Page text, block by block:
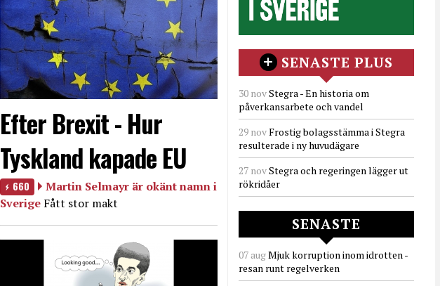
Efter Brexit - Hur
Tyskland kapade EU
660
Martin Selmayr är okänt namn i
Sverige Fått stor makt
SENASTE PLUS
30 novStegra - En historia om
påverkansarbete och vandel
29 novFrostig bolagsstämma i Stegra
resulterade i ny huvudägare
27 novStegra och regeringen lägger ut
rökridåer
SENASTE
07 augMjuk korruption inom idrotten -
resan runt regelverken